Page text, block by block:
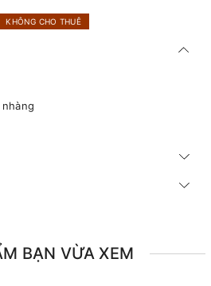
KHÔNG CHO THUÊ
BẠN VỪA XEM